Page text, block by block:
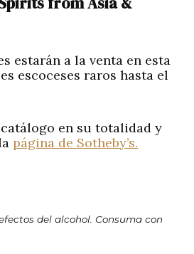
estarán a la venta en esta
escoceses raros hasta el
en su totalidad y
página de Sotheby’s.
del alcohol. Consuma con